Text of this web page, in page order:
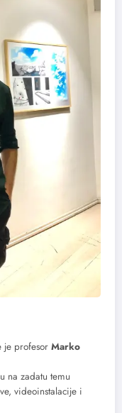
je profesor Marko
na zadatu temu
videoinstalacije i